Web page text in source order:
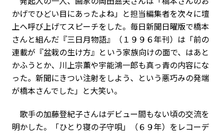
かげでひどい目にあったよね」と担当編集者を次々に壇
上へ呼び上げてスピーチをした。毎日新聞日曜版で橋本
さんと組んだ『三日月物語』（１９９６年刊）は「前の
連載が『盆栽の生け方』という家族向けの面で、はあと
かふうとか、川上宗薫や宇能鴻一郎も真っ青の内容にな
った。新聞にきつい注射をしよう、という悪巧みの発端
が橋本さんでした」と大笑い。
歌手の加藤登紀子さんはデビュー間もない頃の交流を
明かした。「ひとり寝の子守唄」（６９年）をレコーデ